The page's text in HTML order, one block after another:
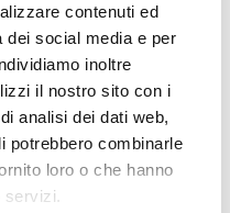
contenuti ed
dei social media e per
inoltre
il nostro sito con i
analisi dei dati web,
potrebbero combinarle
loro o che hanno
modelli di
diventa uno
la crescita senza
si posiziona così